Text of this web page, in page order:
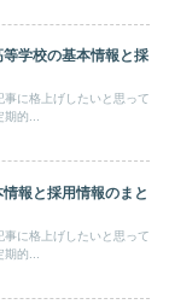
等学校の基本情報と採
に格上げしたいと思って
的...
報と採用情報のまと
に格上げしたいと思って
的...